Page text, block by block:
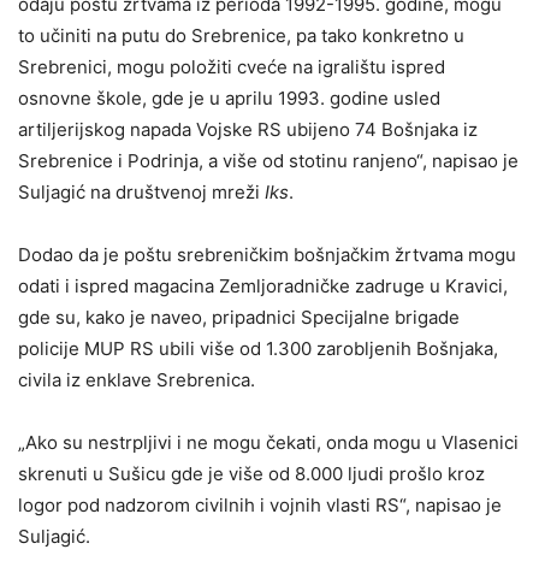
to učiniti na putu do Srebrenice, pa tako konkretno u
Srebrenici, mogu položiti cveće na igralištu ispred
osnovne škole, gde je u aprilu 1993. godine usled
artiljerijskog napada Vojske RS ubijeno 74 Bošnjaka iz
Srebrenice i Podrinja, a više od stotinu ranjeno“, napisao je
Suljagić na društvenoj mreži Iks.
Dodao da je poštu srebreničkim bošnjačkim žrtvama mogu
odati i ispred magacina Zemljoradničke zadruge u Kravici,
gde su, kako je naveo, pripadnici Specijalne brigade
policije MUP RS ubili više od 1.300 zarobljenih Bošnjaka,
civila iz enklave Srebrenica.
„Ako su nestrpljivi i ne mogu čekati, onda mogu u Vlasenici
skrenuti u Sušicu gde je više od 8.000 ljudi prošlo kroz
logor pod nadzorom civilnih i vojnih vlasti RS“, napisao je
Suljagić.